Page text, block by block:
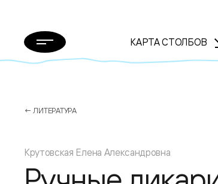
КАРТА СТОЛБОВ
← ЛИТЕРАТУРА
Крутовская Елена Александровна